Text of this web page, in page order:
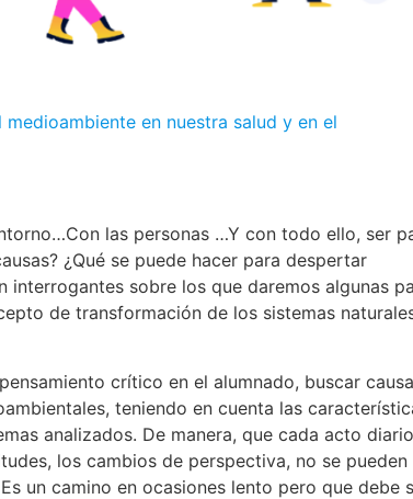
en nuestra salud y en el
las personas …Y con todo ello, ser
¿Qué se puede hacer para despertar
sobre los que daremos algunas
de transformación de los sistemas
crítico en el alumnado, buscar
teniendo en cuenta las
analizados. De manera, que cada acto
los cambios de perspectiva, no se pueden
un camino en ocasiones lento pero que debe